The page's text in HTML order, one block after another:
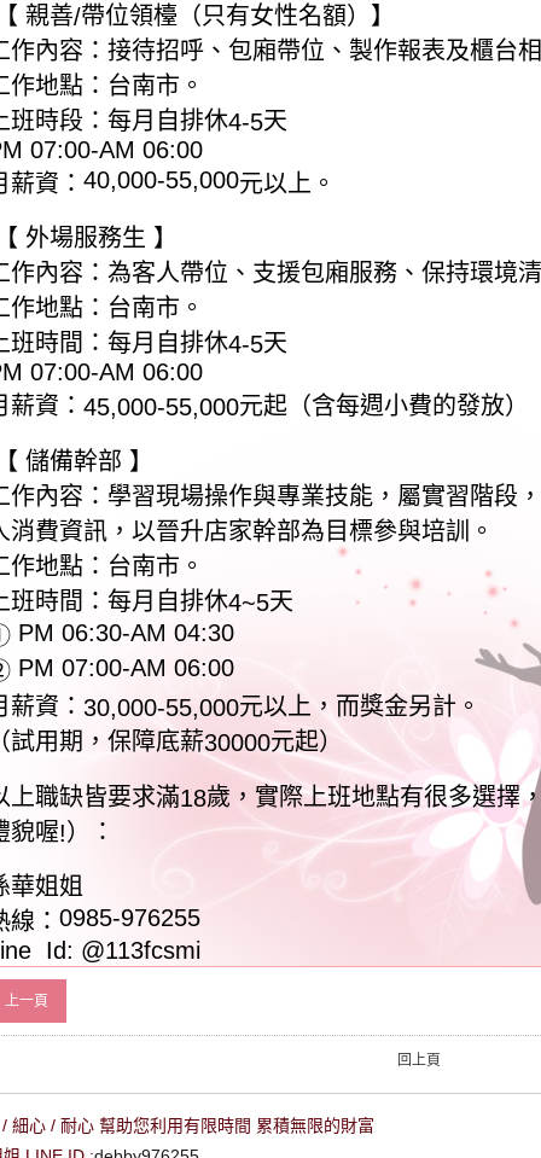
親善/帶位領檯（只有女性名額）】
作內容：接待招呼、包廂帶位、製作報表及櫃台
作地點：台南市。
班時段：每月自排休4-5天
07:00-AM 06:00
薪資： 40,000-55,000元以上。
外場服務生 】
作內容：為客人帶位、支援包廂服務、保持環境清
作地點：台南市。
班時間：每月自排休4-5天
07:00-AM 06:00
薪資： 45,000-55,000元起（含每週小費的發放）
儲備幹部 】
作內容：學習現場操作與專業技能，屬實習階段
消費資訊，以晉升店家幹部為目標參與培訓。
作地點：台南市。
班時間：每月自排休4~5天
PM 06:30-AM 04:30
PM 07:00-AM 06:00
薪資： 30,000-55,000元以上，而獎金另計。
試用期，保障底薪30000元起）
上職缺皆要求滿18歲，實際上班地點有很多選擇
貌喔!）：
華姐姐
線： 0985-976255
Id: @113fcsmi
上一頁
回上頁
細心 / 耐心 幫助您利用有限時間 累積無限的財富